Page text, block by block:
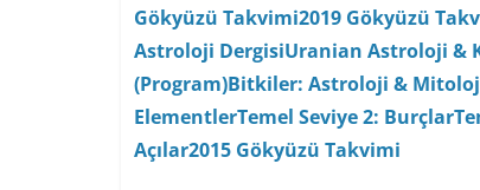
Gökyüzü Takvimi2019 Gökyüzü
Astroloji DergisiUranian Astroloji &
(Program)Bitkiler: Astroloji &
ElementlerTemel Seviye 2: Burçlar
Açılar2015 Gökyüzü Takvimi